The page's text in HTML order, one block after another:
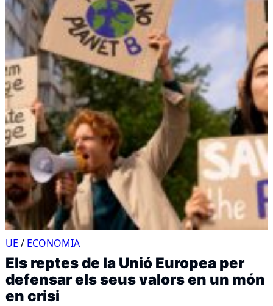
UE / ECONOMIA
Els reptes de la Unió Europea per
defensar els seus valors en un món
en crisi